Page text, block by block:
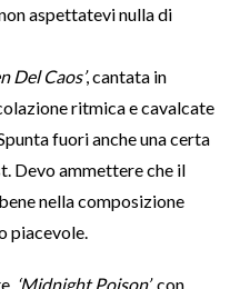
aspettatevi nulla di
Del Caos’, cantata in
ritmica e cavalcate
fuori anche una certa
Devo ammettere che il
nella composizione
piacevole.
‘Midnight Poison’, con